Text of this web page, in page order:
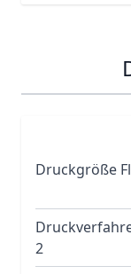
Druckgröße
2